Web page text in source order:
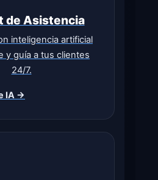
de Asistencia
inteligencia artificial
y guía a tus clientes
24/7.
IA →